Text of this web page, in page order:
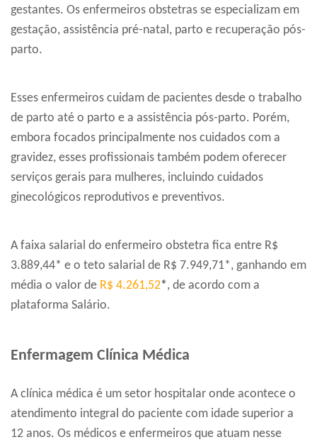
gestantes. Os enfermeiros obstetras se especializam em
gestação, assistência pré-natal, parto e recuperação pós-
parto.
Esses enfermeiros cuidam de pacientes desde o trabalho
de parto até o parto e a assistência pós-parto. Porém,
embora focados principalmente nos cuidados com a
gravidez, esses profissionais também podem oferecer
serviços gerais para mulheres, incluindo cuidados
ginecológicos reprodutivos e preventivos.
A faixa salarial do enfermeiro obstetra fica entre R$
3.889,44* e o teto salarial de R$ 7.949,71*, ganhando em
média o valor de R$ 4.261,52*, de acordo com a
plataforma Salário.
Enfermagem Clínica Médica
A clínica médica é um setor hospitalar onde acontece o
atendimento integral do paciente com idade superior a
12 anos. Os médicos e enfermeiros que atuam nesse